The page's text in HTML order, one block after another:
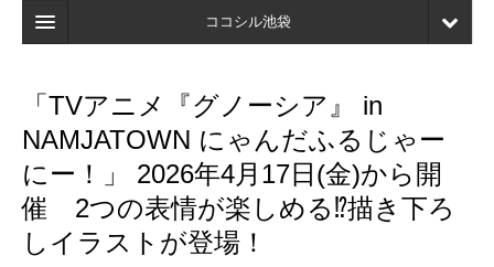
ココシル池袋
検索
口コミ
マイページ
「TVアニメ『グノーシア』 in
NAMJATOWN にゃんだふるじゃー
にー！」 2026年4月17日(金)から開
催 2つの表情が楽しめる⁉描き下ろ
しイラストが登場！